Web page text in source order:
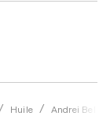
Huile Andrei